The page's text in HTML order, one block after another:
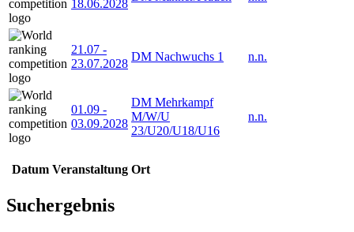
18.06.2028
21.07 -
23.07.2028
DM Nachwuchs 1 n.n.
01.09 -
03.09.2028
DM Mehrkampf
M/W/U
23/U20/U18/U16
n.n.
Datum Veranstaltung Ort
Suchergebnis